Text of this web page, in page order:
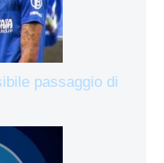
passaggio di